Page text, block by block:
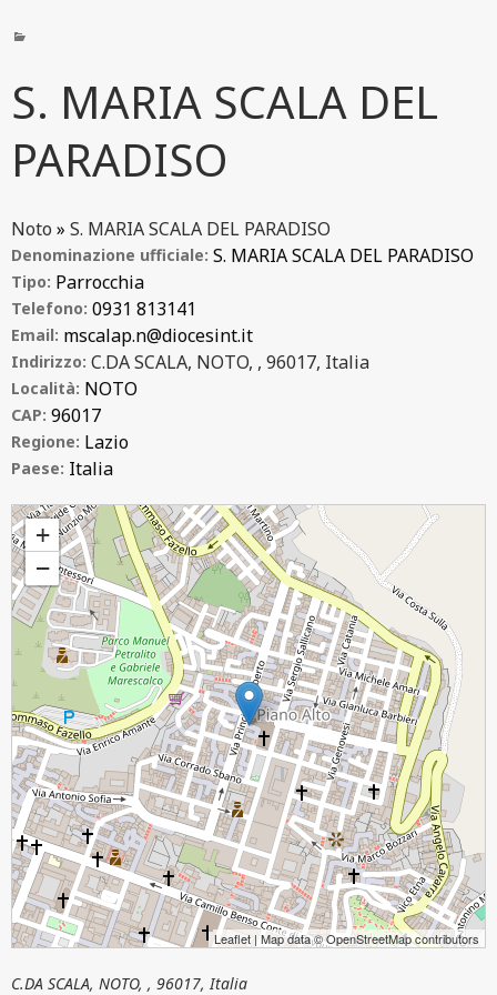
S. MARIA SCALA DEL
PARADISO
Noto » S. MARIA SCALA DEL PARADISO
Denominazione ufficiale: S. MARIA SCALA DEL PARADISO
Tipo: Parrocchia
Telefono: 0931 813141
Email: mscalap.n@diocesint.it
Indirizzo: C.DA SCALA, NOTO, , 96017, Italia
Località: NOTO
CAP: 96017
Regione: Lazio
Paese: Italia
S. MARIA SCALA DEL PARADISO
+
−
Leaflet | Map data ©OpenStreetMapcontributors
C.DA SCALA, NOTO, , 96017, Italia